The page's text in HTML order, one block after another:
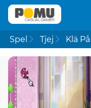
Spel Tjej Klä På